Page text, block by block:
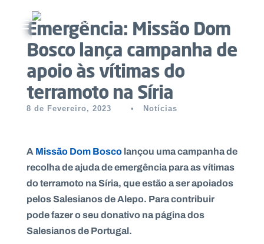
Abrir menu principal
8 de Fevereiro, 2023 • Notícias
Emergência: Missão Dom
Bosco lança campanha de
apoio às vítimas do
terramoto na Síria
AMissão Dom Boscolançou uma campanha de
recolha de ajuda de emergência para as vítimas
do terramoto na Síria, que estão a ser apoiados
pelos Salesianos de Alepo. Para contribuir
pode fazer o seu donativo na página dos
Salesianos de Portugal.
Pesquisar no site
Início
O
que
fazemos
Recursos